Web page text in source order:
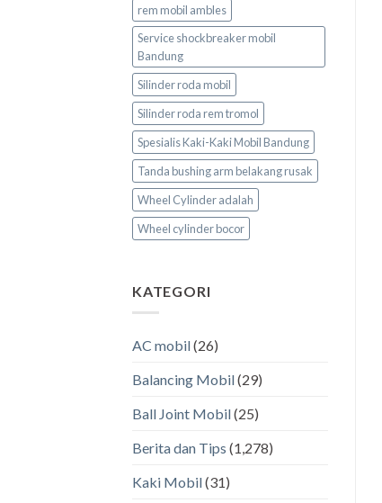
rem mobil ambles
Service shockbreaker mobil
Bandung
Silinder roda mobil
Silinder roda rem tromol
Spesialis Kaki-Kaki Mobil Bandung
Tanda bushing arm belakang rusak
Wheel Cylinder adalah
Wheel cylinder bocor
KATEGORI
AC mobil(26)
Balancing Mobil(29)
Ball Joint Mobil(25)
Berita dan Tips (1,278)
Kaki Mobil(31)